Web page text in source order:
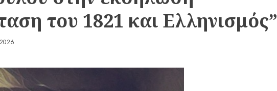
του 1821 και Ελληνισμός”